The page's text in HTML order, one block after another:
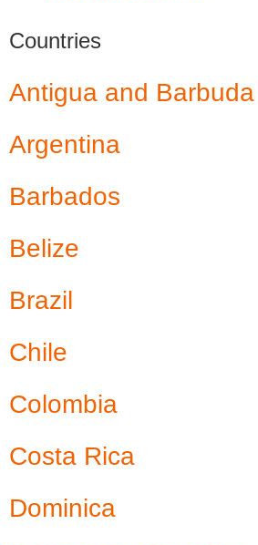
Countries
Antigua and Barbuda
Argentina
Barbados
Belize
Brazil
Chile
Colombia
Costa Rica
Dominica